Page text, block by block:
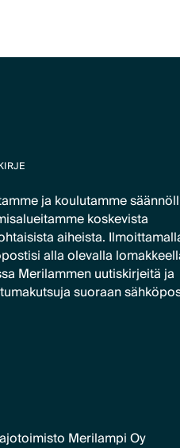
ja koulutamme
koskevista
aiheista.
alla olevalla
Merilammen uutiskirjeitä ja
suoraan
Merilampi Oy